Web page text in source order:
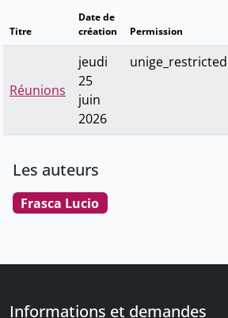
Titre
Date de
création
Permission
Réunions
jeudi
25
juin
2026
unige_restricted
Les auteurs
Frasca Lucio
Informations et demandes